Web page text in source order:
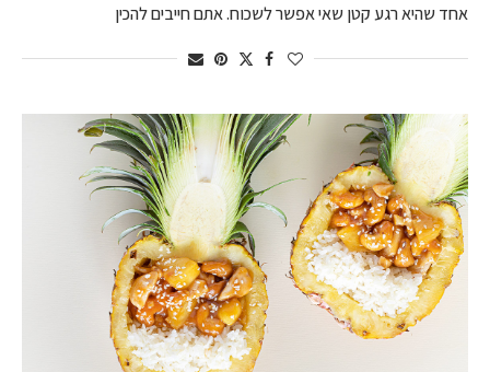
אחד שהיא רגע קטן שאי אפשר לשכוח. אתם חייבים להכין